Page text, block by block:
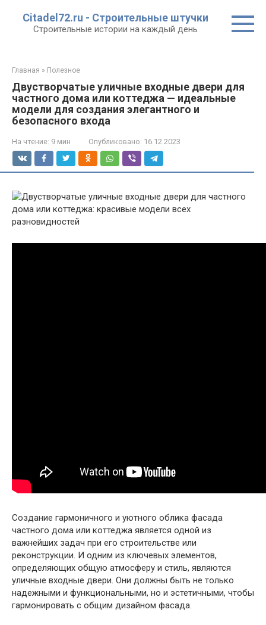
контенту
Citadel72.ru - Строительные штучки
Строительные истории на каждый день
Главная » Полезное
Двустворчатые уличные входные двери для
частного дома или коттеджа — идеальные
модели для создания элегантного и
безопасного входа
На чтение: 9 мин Опубликовано: 16.12.2023
Создание гармоничного и уютного облика фасада
частного дома или коттеджа является одной из
важнейших задач при его строительстве или
реконструкции. И одним из ключевых элементов,
определяющих общую атмосферу и стиль, являются
уличные входные двери. Они должны быть не только
надежными и функциональными, но и эстетичными, чтобы
гармонировать с общим дизайном фасада.